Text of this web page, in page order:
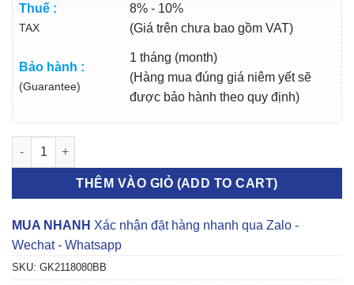
Thuế :
TAX
8% - 10%
(Giá trên chưa bao gồm VAT)
Bảo hành :
(Guarantee)
1 tháng (month)
(Hàng mua đúng giá niêm yết sẽ
được bảo hành theo quy định)
PHUỘC NHÚN SAU FORD TOURNEO 2020-2025 |
THÊM VÀO GIỎ (ADD TO CART)
MUA NHANH Xác nhận đặt hàng nhanh qua Zalo -
Wechat - Whatsapp
SKU: GK2118080BB